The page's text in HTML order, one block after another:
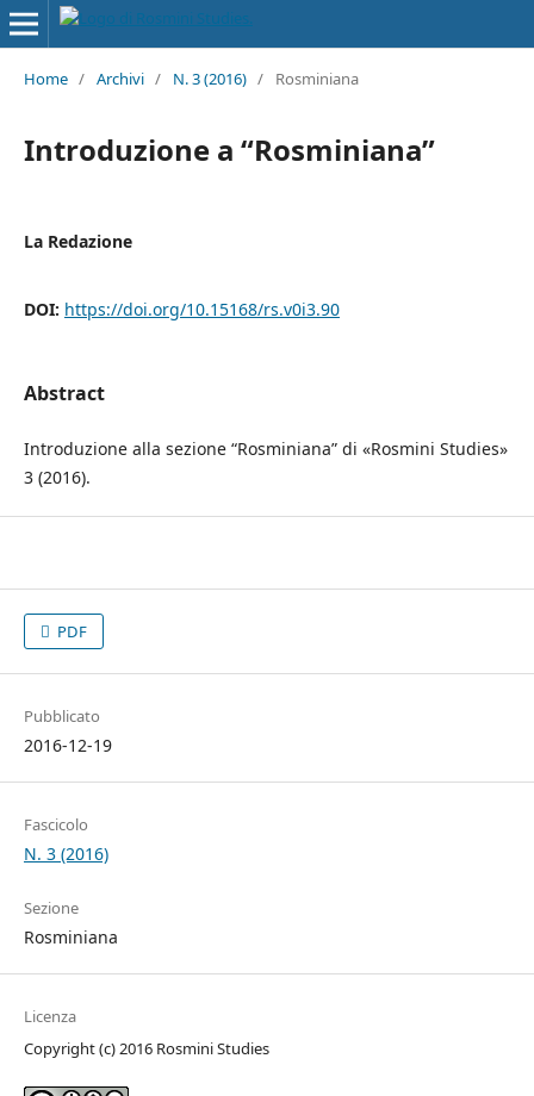
Home / Archivi / N. 3 (2016) / Rosminiana
Introduzione a “Rosminiana”
La Redazione
DOI: https://doi.org/10.15168/rs.v0i3.90
Abstract
Introduzione alla sezione “Rosminiana” di «Rosmini Studies»
3 (2016).
PDF
Pubblicato
2016-12-19
Fascicolo
N. 3 (2016)
Sezione
Rosminiana
Licenza
Copyright (c) 2016 Rosmini Studies